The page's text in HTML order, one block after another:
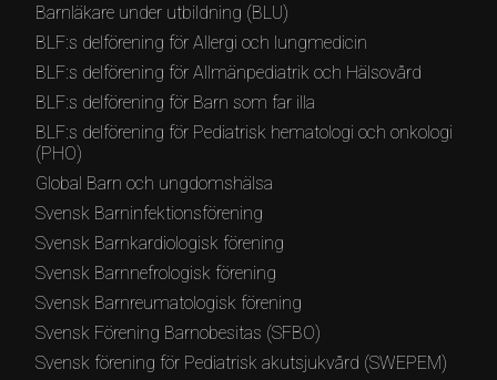
Barnläkare under utbildning (BLU)
BLF:s delförening för Allergi och lungmedicin
BLF:s delförening för Allmänpediatrik och Hälsovård
BLF:s delförening för Barn som far illa
BLF:s delförening för Pediatrisk hematologi och onkologi
(PHO)
Global Barn och ungdomshälsa
Svensk Barninfektionsförening
Svensk Barnkardiologisk förening
Svensk Barnnefrologisk förening
Svensk Barnreumatologisk förening
Svensk Förening Barnobesitas (SFBO)
Svensk förening för Pediatrisk akutsjukvård (SWEPEM)